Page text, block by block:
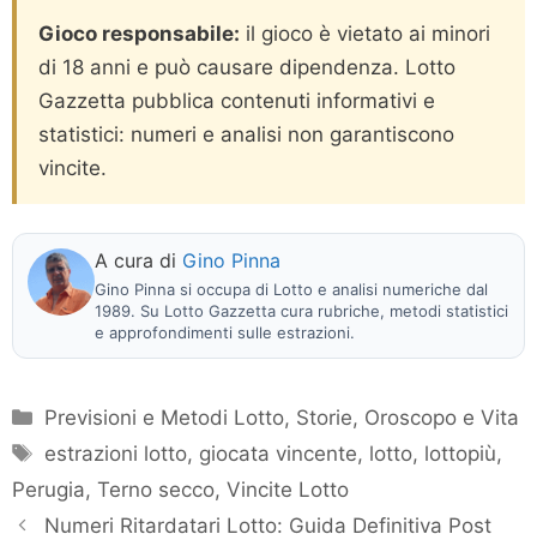
Gioco responsabile: il gioco è vietato ai minori
di 18 anni e può causare dipendenza. Lotto
Gazzetta pubblica contenuti informativi e
statistici: numeri e analisi non garantiscono
vincite.
A cura di Gino Pinna
Gino Pinna si occupa di Lotto e analisi numeriche dal
1989. Su Lotto Gazzetta cura rubriche, metodi statistici
e approfondimenti sulle estrazioni.
Categorie
Previsioni e Metodi Lotto, Storie, Oroscopo e Vita
Tag
estrazioni lotto, giocata vincente, lotto, lottopiù,
Perugia, Terno secco, Vincite Lotto
Numeri Ritardatari Lotto: Guida Definitiva Post